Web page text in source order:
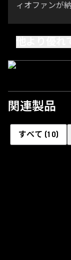
ィオファンが
関連製品
すべて (10)